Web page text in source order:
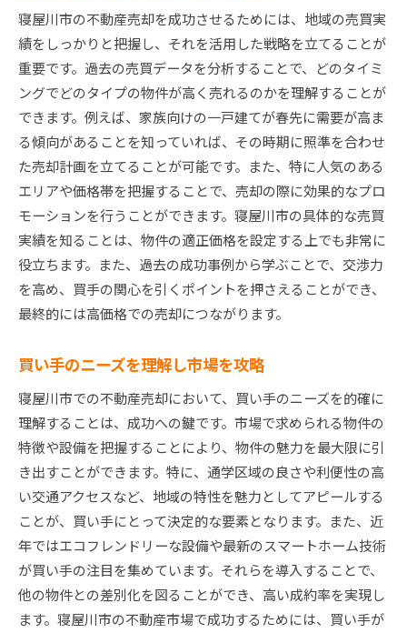
未来の市場予測と売却計画の立案
物件の価値を最大化寝屋川市での効果的な売却の方
法
プロによる物件のステージング
リノベーションで価値を上げる方法
エコフレンドリーな設備を導入
物件の強みを最大限にアピール
デジタルツールを活用したプロモーション
買い手に好印象を与える見せ方
寝屋川市での不動産売却成功に必要なステップ
売却目標の明確化と計画
プロフェッショナルな写真撮影の活用
ターゲットマーケットへの効果的なアプローチ
内覧会の準備とフォローアップ活動
契約から引き渡しまでの流れをスムーズに
寝屋川市不動産売却での最適なタイミングを見極め
る
シーズナリティを考慮した売却計画
経済環境の変化に合わせたタイミング
地元イベントと連動した売却戦略
買い手心理を見極めた適切な時期
寝屋川市の不動産売却を成功させるためには、地域の売買実
績をしっかりと把握し、それを活用した戦略を立てることが
重要です。過去の売買データを分析することで、どのタイミ
ングでどのタイプの物件が高く売れるのかを理解することが
できます。例えば、家族向けの一戸建てが春先に需要が高ま
る傾向があることを知っていれば、その時期に照準を合わせ
た売却計画を立てることが可能です。また、特に人気のある
エリアや価格帯を把握することで、売却の際に効果的なプロ
モーションを行うことができます。寝屋川市の具体的な売買
実績を知ることは、物件の適正価格を設定する上でも非常に
役立ちます。また、過去の成功事例から学ぶことで、交渉力
を高め、買手の関心を引くポイントを押さえることができ、
最終的には高価格での売却につながります。
買い手のニーズを理解し市場を攻略
寝屋川市での不動産売却において、買い手のニーズを的確に
理解することは、成功への鍵です。市場で求められる物件の
特徴や設備を把握することにより、物件の魅力を最大限に引
き出すことができます。特に、通学区域の良さや利便性の高
い交通アクセスなど、地域の特性を魅力としてアピールする
ことが、買い手にとって決定的な要素となります。また、近
年ではエコフレンドリーな設備や最新のスマートホーム技術
が買い手の注目を集めています。それらを導入することで、
他の物件との差別化を図ることができ、高い成約率を実現し
ます。寝屋川市の不動産市場で成功するためには、買い手が